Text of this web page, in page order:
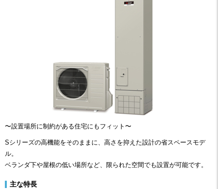
〜設置場所に制約がある住宅にもフィット〜
Sシリーズの高機能をそのままに、高さを抑えた設計の省スペースモデ
ル。
ベランダ下や屋根の低い場所など、限られた空間でも設置が可能です。
主な特長